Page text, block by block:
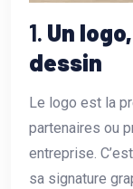
1. Un
dessin
Le logo est la
partenaires ou
entreprise. C’est
sa signature